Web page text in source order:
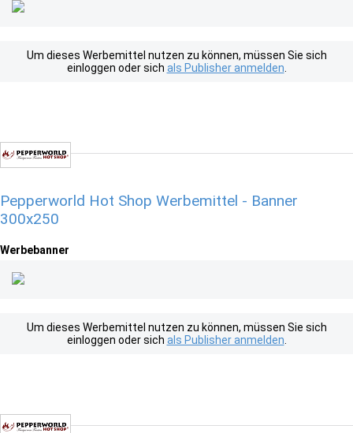
Um dieses Werbemittel nutzen zu können, müssen Sie sich
einloggen oder sich als Publisher anmelden
Pepperworld Hot Shop Werbemittel - Banner
300x250
Werbebanner
Um dieses Werbemittel nutzen zu können, müssen Sie sich
einloggen oder sich als Publisher anmelden